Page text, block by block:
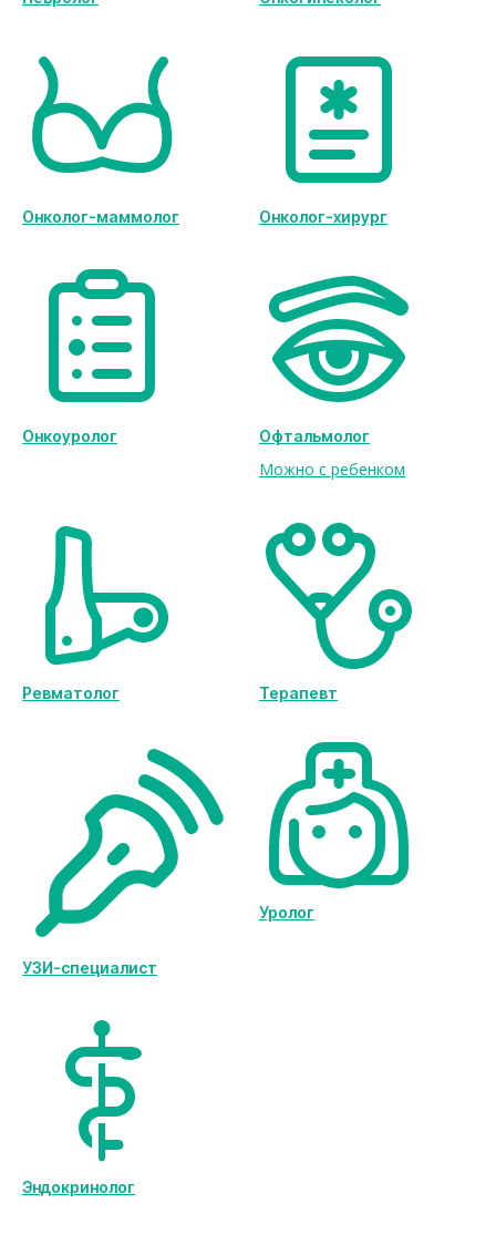
Онколог-маммолог Онколог-хирург
Онкоуролог Офтальмолог
Можно с ребенком
Ревматолог Терапевт
УЗИ-специалист
Уролог
Эндокринолог